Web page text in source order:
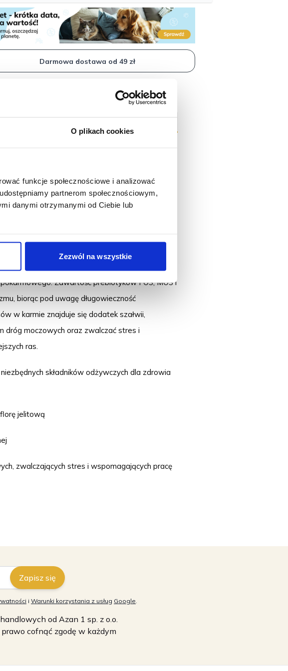
O plikach cookies
funkcje społecznościowe i analizować
partnerom społecznościowym,
danymi otrzymanymi od Ciebie lub
Zezwól na wszystkie
utrzymać idealny wygląd sierści i zdrową skórę
Darmowa dostawa od 49 zł
ras.
Zawartość prebiotyków FOS, MOS i
biorąc pod uwagę długowieczność
w karmie znajduje się dodatek szałwii,
dróg moczowych oraz zwalczać stres i
ras.
składników odżywczych dla zdrowia
jelitową
zwalczających stres i wspomagających pracę
Zapisz się
i Warunki korzystania z usług Google
od Azan 1 sp. z o.o.
prawo cofnąć zgodę w każdym